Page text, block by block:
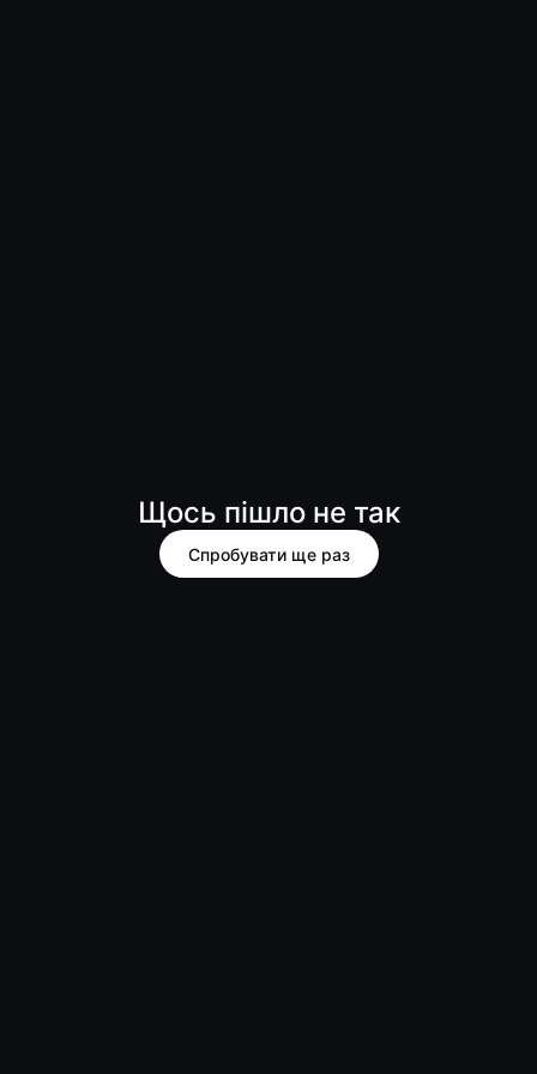
Щось пішло не так
Спробувати ще раз